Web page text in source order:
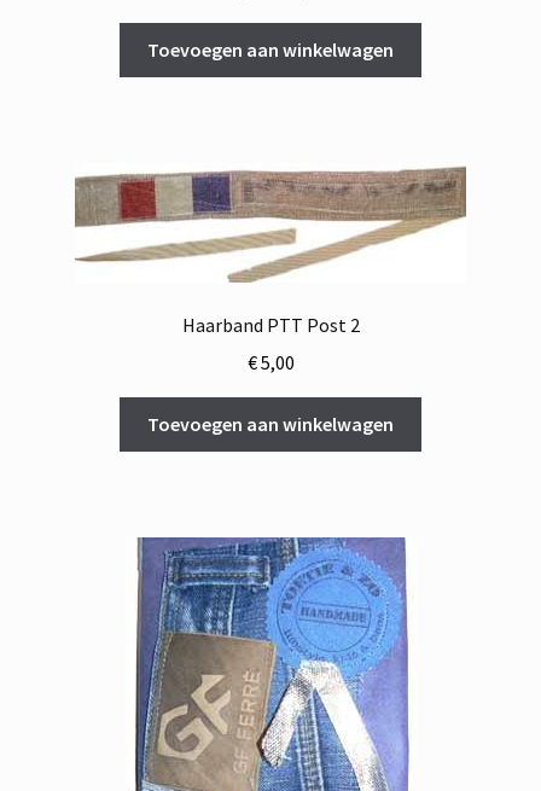
prijs
was:
€ 6,95.
prijs
is:
€ 5,00.
Toevoegen aan winkelwagen
Haarband PTT Post 2
€5,00
Toevoegen aan winkelwagen